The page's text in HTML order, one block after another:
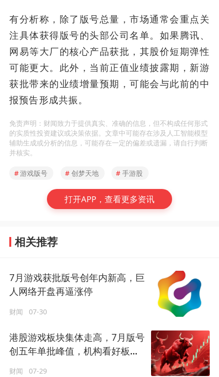
有分析称，除了版号总量，市场通常会重点关
注具体获得版号的头部公司名单。如果腾讯、
网易等大厂的核心产品获批，其股价短期弹性
可能更大。此外，当前正值业绩披露期，新游
获批带来的业绩增量预期，可能会与此前的中
报预告形成共振。
免责声明：财闻致力于提供真实、准确的信息，但不构成任何形式
的实质性投资建议或决策依据。文章中可能存在涉及人工智能模型
辅助生成或分析的信息，可能存在一定的偏差或遗漏，请自行判断
并核实。
#游戏版号 # 创梦天地 # 手游股
打开APP，查看更多资讯
相关推荐
7月游戏获批版号创年内新高，巨
人网络开盘再逼涨停
财闻 07-30
港股游戏板块集体走高，7月版号
创五年单批峰值，机构看好板块
估值修复机会
财闻 07-29